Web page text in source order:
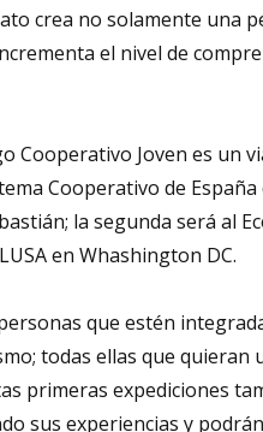
crea no solamente una
el nivel de
Cooperativo Joven es un
Cooperativo de
la segunda será al
en Whashington DC.
que estén
todas ellas que
primeras expediciones
sus experiencias y